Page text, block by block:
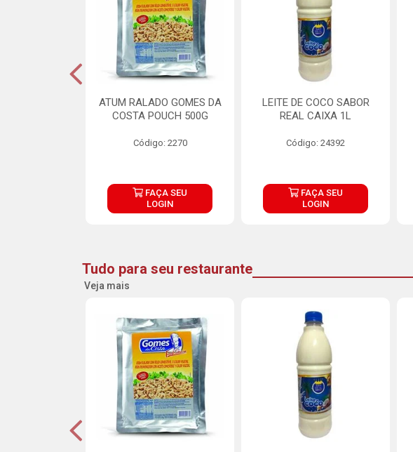
ATUM RALADO GOMES DA
COSTA POUCH 500G
Código: 2270
FAÇA SEU
LOGIN
LEITE DE COCO SABOR
REAL CAIXA 1L
Código: 24392
FAÇA SEU
LOGIN
Tudo para seu restaurante
Veja mais